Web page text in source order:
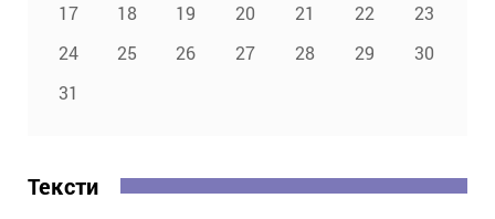
17
18 19 20 21 22
23
24
25 26 27 28 29
30
31
Тексти